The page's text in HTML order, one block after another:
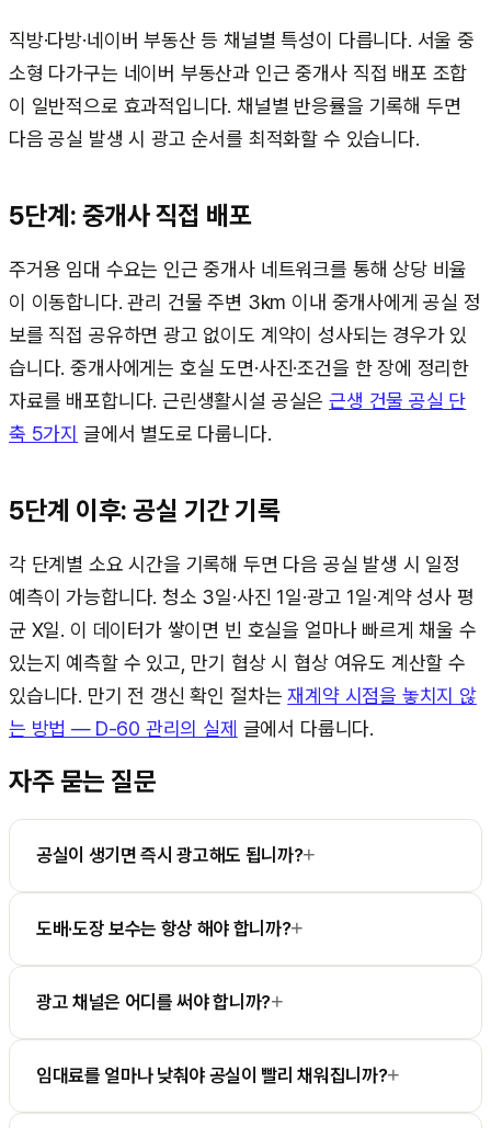
직방·다방·네이버 부동산 등 채널별 특성이 다릅니다. 서울 중
소형 다가구는 네이버 부동산과 인근 중개사 직접 배포 조합
이 일반적으로 효과적입니다. 채널별 반응률을 기록해 두면
다음 공실 발생 시 광고 순서를 최적화할 수 있습니다.
5단계: 중개사 직접 배포
주거용 임대 수요는 인근 중개사 네트워크를 통해 상당 비율
이 이동합니다. 관리 건물 주변 3km 이내 중개사에게 공실 정
보를 직접 공유하면 광고 없이도 계약이 성사되는 경우가 있
습니다. 중개사에게는 호실 도면·사진·조건을 한 장에 정리한
자료를 배포합니다. 근린생활시설 공실은근생 건물 공실 단
축 5가지 글에서 별도로 다룹니다.
5단계 이후: 공실 기간 기록
각 단계별 소요 시간을 기록해 두면 다음 공실 발생 시 일정
예측이 가능합니다. 청소 3일·사진 1일·광고 1일·계약 성사 평
균 X일. 이 데이터가 쌓이면 빈 호실을 얼마나 빠르게 채울 수
있는지 예측할 수 있고, 만기 협상 시 협상 여유도 계산할 수
있습니다. 만기 전 갱신 확인 절차는재계약 시점을 놓치지 않
는 방법 — D-60 관리의 실제 글에서 다룹니다.
자주 묻는 질문
공실이 생기면 즉시 광고해도 됩니까?+
도배·도장 보수는 항상 해야 합니까?+
광고 채널은 어디를 써야 합니까?+
임대료를 얼마나 낮춰야 공실이 빨리 채워집니까?+